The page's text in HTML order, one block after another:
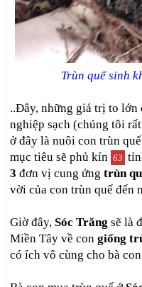
Trùn quế sinh
..Đây, những giá trị to lớn
nghiệp sạch (chúng tôi
ở đây là nuôi con trùn
mục tiêu sẽ phủ kín 63
3 đơn vị cung ứngtrùn
vời của con trùn quế đến
Giờ đây,Sóc Trăng sẽ là
Miền Tây về congiống
có ích vô cùng cho bà